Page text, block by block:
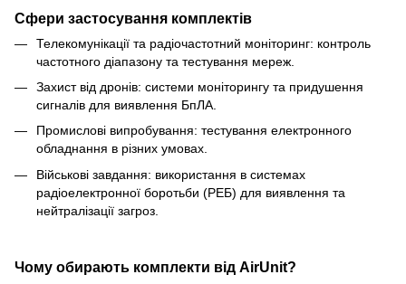
Сфери застосування комплектів
Телекомунікації та радіочастотний моніторинг: контроль
частотного діапазону та тестування мереж.
Захист від дронів: системи моніторингу та придушення
сигналів для виявлення БпЛА.
Промислові випробування: тестування електронного
обладнання в різних умовах.
Військові завдання: використання в системах
радіоелектронної боротьби (РЕБ) для виявлення та
нейтралізації загроз.
Чому обирають комплекти від AirUnit?